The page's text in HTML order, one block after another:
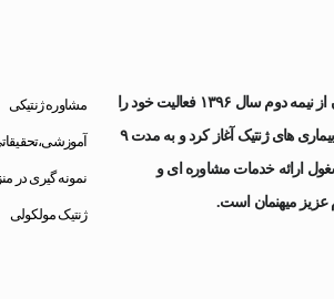
آزمایشگاه مای ژن از نیمه دوم سال ۱۳۹۶ فعالیت خود را
در زمینه تشخیص بیماری های ژنتیک آغاز کرد و به مدت ۹
ارائه خدمات مشاوره ای و
میهنمان است.
مشاوره ژنتیکی
نمونه گیری در
ژنتیک مولکولی